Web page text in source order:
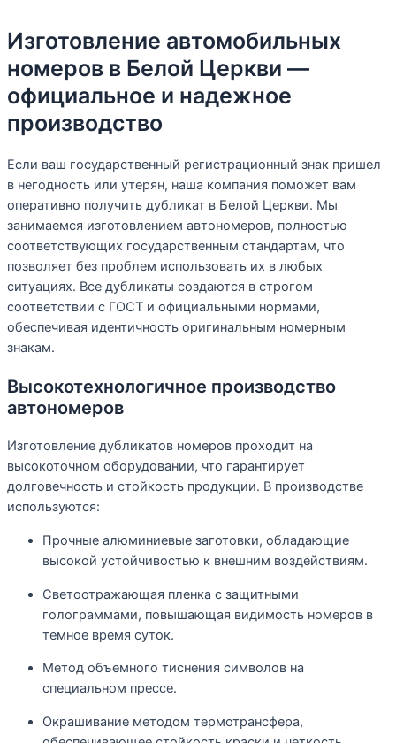
Изготовление автомобильных
номеров в Белой Церкви —
официальное и надежное
производство
Если ваш государственный регистрационный знак пришел
в негодность или утерян, наша компания поможет вам
оперативно получить дубликат в Белой Церкви. Мы
занимаемся изготовлением автономеров, полностью
соответствующих государственным стандартам, что
позволяет без проблем использовать их в любых
ситуациях. Все дубликаты создаются в строгом
соответствии с ГОСТ и официальными нормами,
обеспечивая идентичность оригинальным номерным
знакам.
Высокотехнологичное производство
автономеров
Изготовление дубликатов номеров проходит на
высокоточном оборудовании, что гарантирует
долговечность и стойкость продукции. В производстве
используются:
Прочные алюминиевые заготовки, обладающие
высокой устойчивостью к внешним воздействиям.
Светоотражающая пленка с защитными
голограммами, повышающая видимость номеров в
темное время суток.
Метод объемного тиснения символов на
специальном прессе.
Окрашивание методом термотрансфера,